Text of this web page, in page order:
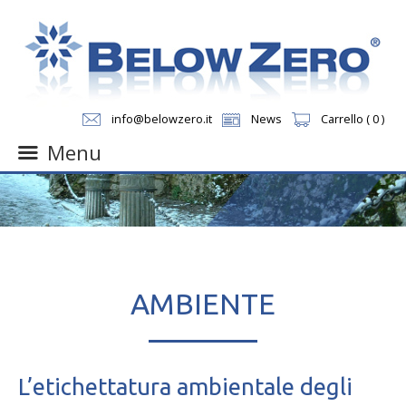
info@belowzero.it News Carrello ( 0 )
Menu
Skip
to
content
AMBIENTE
L’etichettatura ambientale degli